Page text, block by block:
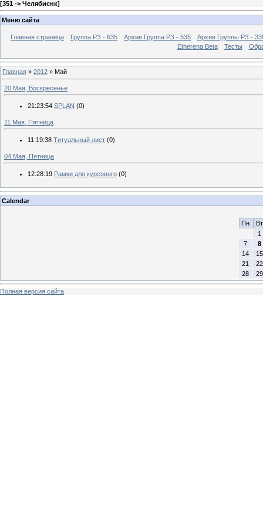
[351 -> Челябиснк]
Меню сайта
Главная страница Группа РЗ - 635 Архив Группа РЗ - 535
Архив Группы РЗ -
Etherena Beta
Тесты
Главная » 2012 » Май
20 Мая, Воскресенье
21:23:54 SPLAN (0)
11 Мая, Пятница
11:19:38 Титуальный лист (0)
04 Мая, Пятница
12:28:19 Рамки для курсового (0)
Calendar
Пн
Вт
1
7
8
14
15
21
22
28
29
Полная версия сайта